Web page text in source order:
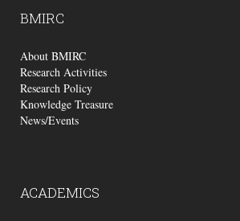
BMIRC
About BMIRC
Research Activities
Research Policy
Knowledge Treasure
News/Events
ACADEMICS